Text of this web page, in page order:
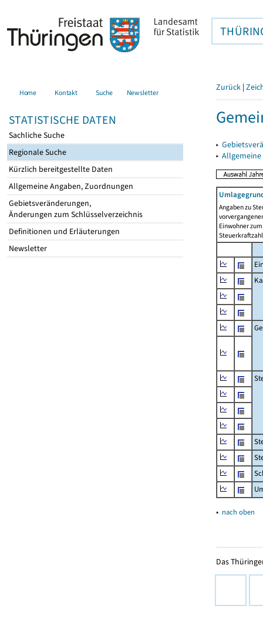
Home Kontakt Suche Newsletter
STATISTISCHE DATEN
Sachliche Suche
Regionale Suche
Kürzlich bereitgestellte Daten
Allgemeine Angaben, Zuordnungen
Gebietsveränderungen,
Änderungen zum Schlüsselverzeichnis
Definitionen und Erläuterungen
Newsletter
Zurück |
▸
▸
Angaben zu
Einwohner
▴ nach oben
Das